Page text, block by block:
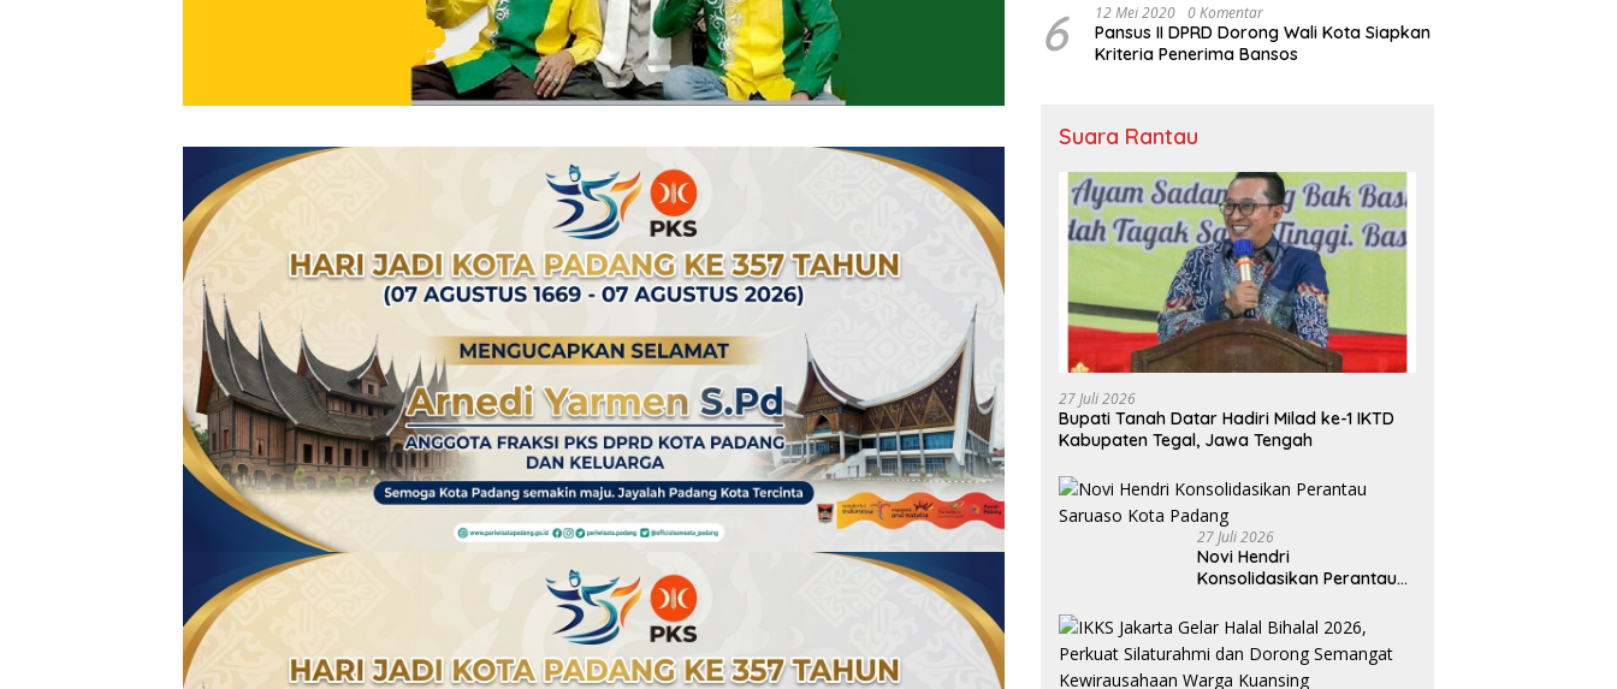
6 12 Mei 2020 0 Komentar
Pansus II DPRD Dorong Wali Kota Siapkan
Kriteria Penerima Bansos
Suara Rantau
27 Juli 2026
Bupati Tanah Datar Hadiri Milad ke-1 IKTD
Kabupaten Tegal, Jawa Tengah
27 Juli 2026
Novi Hendri
Konsolidasikan Perantau